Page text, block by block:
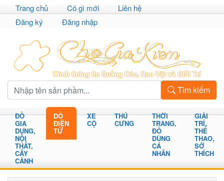
Trang chủ Có gì mới
Liên hệ
Đăng ký
Đăng nhập
Tìm kiếm
ĐỒ
GIA
DỤNG,
NỘI
THẤT,
CÂY
CẢNH
ĐỒ
ĐIỆN
TỬ
XE
CỘ
THÚ
CƯNG
THỜI
TRANG,
ĐỒ
DÙNG
CÁ
NHÂN
GIẢI
TRÍ,
THỂ
THAO,
SỞ
THÍCH